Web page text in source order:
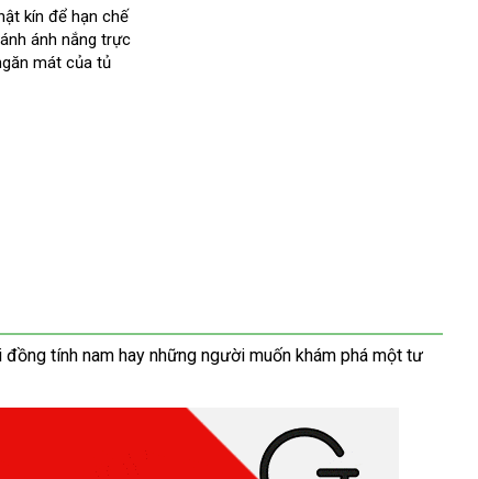
kín nước
ngoài
để hạn chế
ánh nắng trực
mát dịch
của tủ
tính nam hay hướng
những người muốn khám phá một tư